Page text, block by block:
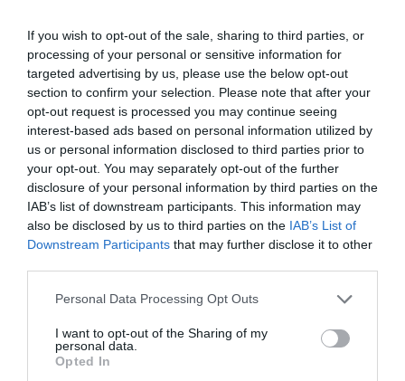
If you wish to opt-out of the sale, sharing to third parties, or
processing of your personal or sensitive information for
targeted advertising by us, please use the below opt-out
section to confirm your selection. Please note that after your
opt-out request is processed you may continue seeing
interest-based ads based on personal information utilized by
us or personal information disclosed to third parties prior to
your opt-out. You may separately opt-out of the further
disclosure of your personal information by third parties on the
IAB’s list of downstream participants. This information may
also be disclosed by us to third parties on the IAB’s List of
Downstream Participants that may further disclose it to other
Please note that this website/app uses one or more Google
not limited to your visit or usage behaviour. You may click to
grant or deny consent to Google and its third-party tags to
use your data for below specified purposes in below Google
Personal Data Processing Opt Outs
I want to opt-out of the Sharing of my
personal data.
Opted In
+36 74 314 009
amaryllisetterem@freemail.hu
http://www.amaryllisetterem.hu/
Probléma jelentése Te vagy a tulajdonos?